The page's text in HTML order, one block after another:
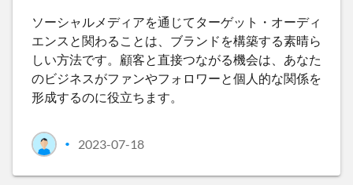
ソーシャルメディアを通じてターゲット・オーディ
エンスと関わることは、ブランドを構築する素晴ら
しい方法です。顧客と直接つながる機会は、あなた
のビジネスがファンやフォロワーと個人的な関係を
形成するのに役立ちます。
• 2023-07-18